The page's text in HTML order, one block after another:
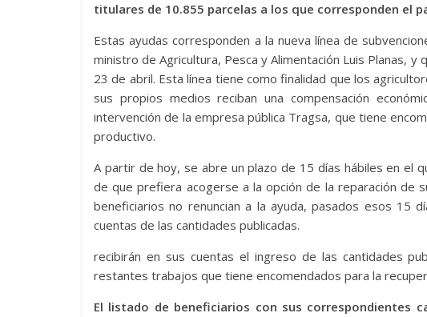
titulares de 10.855 parcelas a los que corresponden el
Estas ayudas corresponden a la nueva línea de
ministro de Agricultura, Pesca y Alimentación Luis Planas,
23 de abril. Esta línea tiene como finalidad que los
sus propios medios reciban una compensación
intervención de la empresa pública Tragsa, que tiene
productivo.
A partir de hoy, se abre un plazo de 15 días hábiles en el
de que prefiera acogerse a la opción de la reparación de
beneficiarios no renuncian a la ayuda, pasados esos 15
cuentas de las cantidades publicadas.
recibirán en sus cuentas el ingreso de las cantidades
restantes trabajos que tiene encomendados para la
El listado de beneficiarios con sus correspondientes